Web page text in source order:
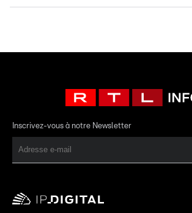
Inscrivez-vous à notre Newsletter